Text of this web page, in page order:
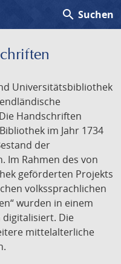
search Suchen
Universitätsbibliothek
Handschriften
im Jahr 1734
der
Im Rahmen des von
geförderten Projekts
volkssprachlichen
wurden in einem
Die
mittelalterliche